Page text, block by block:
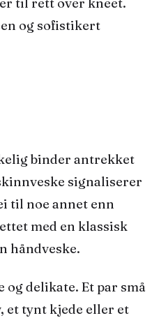
og sofistikert
binder antrekket
signaliserer
til noe annet enn
med en klassisk
håndveske.
og delikate. Et par små
et tynt kjede eller et